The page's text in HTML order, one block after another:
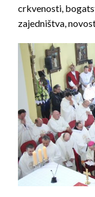
crkvenosti,
zajedništva,